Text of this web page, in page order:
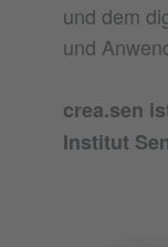
und dem
und
crea.sen
Institut